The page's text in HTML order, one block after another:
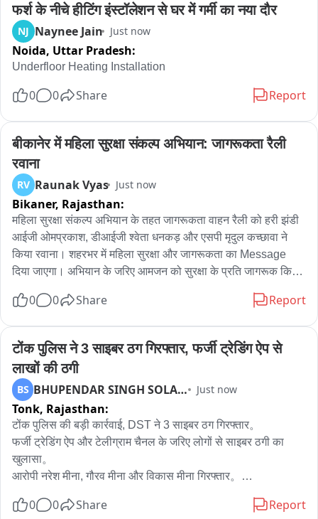
फर्श के नीचे हीटिंग इंस्टॉलेशन से घर में गर्मी का नया दौर
NJ Naynee Jain Just now
Noida, Uttar Pradesh:
Underfloor Heating Installation
0 0 Share Report
बीकानेर में महिला सुरक्षा संकल्प अभियान: जागरूकता रैली
रवाना
RV Raunak Vyas Just now
Bikaner, Rajasthan:
महिला सुरक्षा संकल्प अभियान के तहत जागरूकता वाहन रैली को हरी झंडी
आईजी ओमप्रकाश, डीआईजी श्वेता धनकड़ और एसपी मृदुल कच्छावा ने
किया रवाना। शहरभर में महिला सुरक्षा और जागरूकता का Message
दिया जाएगा। अभियान के जरिए आमजन को सुरक्षा के प्रति जागरूक किया
सहभागिता से ही इसे प्रभावी बनाया जा सकता है। अभियान के दौरान लोगों
पुलिस से संपर्क करने के लिए प्रेरित किया जाएगा। पुलिस का लक्ष्य है कि
जागरूकता के माध्यम से महिलाओं के लिए सुरक्षित और संवेदनशील वातावरण
तैयार किया जा सके।
0 0 Share Report
टोंक पुलिस ने 3 साइबर ठग गिरफ्तार, फर्जी ट्रेडिंग ऐप से
लाखों की ठगी
BS BHUPENDAR SINGH SOLANKI Just now
Tonk, Rajasthan:
टोंक पुलिस की बड़ी कार्रवाई, DST ने 3 साइबर ठग गिरफ्तार。
फर्जी ट्रेडिंग ऐप और टेलीग्राम चैनल के जरिए लोगों से साइबर ठगी का
खुलासा。
आरोपी नरेश मीना, गौरव मीना और विकास मीना गिरफ्तार。
आरोपियों से 4 मोबाइल, 2 फर्जी सिम, 2 बोलेरो और 1 स्कूटी जब्त。
0 0 Share Report